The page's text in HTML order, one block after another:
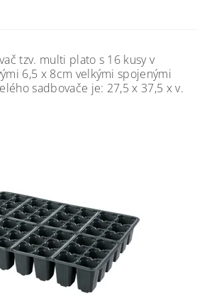
tzv. multi plato s 16 kusy v
6,5 x 8cm velkými spojenými
sadbovače je: 27,5 x 37,5 x v.